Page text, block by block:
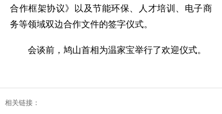
合作框架协议》以及节能环保、人才培训、电子商
务等领域双边合作文件的签字仪式。
会谈前，鸠山首相为温家宝举行了欢迎仪式。
相关链接：